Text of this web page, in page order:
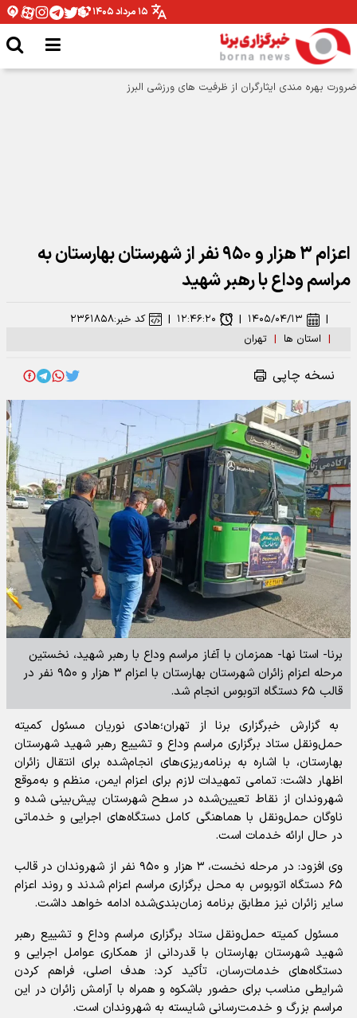
۱۵ مرداد ۱۴۰۵
اعزام ۳ هزار و ۹۵۰ نفر از شهرستان بهارستان به
مراسم وداع با رهبر شهید
| استان ها | تهران
| ۱۴۰۵/۰۴/۱۳ | ۱۲:۴۶:۲۰ | کد خبر:۲۳۶۱۸۵۸
نسخه چاپی
برنا- استا نها- همزمان با آغاز مراسم وداع با رهبر شهید، نخستین
مرحله اعزام زائران شهرستان بهارستان با اعزام ۳ هزار و ۹۵۰ نفر در
قالب ۶۵ دستگاه اتوبوس انجام شد.
به گزارش خبرگزاری برنا از تهران؛هادی نوریان مسئول کمیته
حمل‌ونقل ستاد برگزاری مراسم وداع و تشییع رهبر شهید شهرستان
بهارستان، با اشاره به برنامه‌ریزی‌های انجام‌شده برای انتقال زائران
اظهار داشت: تمامی تمهیدات لازم برای اعزام ایمن، منظم و به‌موقع
شهروندان از نقاط تعیین‌شده در سطح شهرستان پیش‌بینی شده و
ناوگان حمل‌ونقل با هماهنگی کامل دستگاه‌های اجرایی و خدماتی
در حال ارائه خدمات است.
وی افزود: در مرحله نخست، ۳ هزار و ۹۵۰ نفر از شهروندان در قالب
۶۵ دستگاه اتوبوس به محل برگزاری مراسم اعزام شدند و روند اعزام
سایر زائران نیز مطابق برنامه زمان‌بندی‌شده ادامه خواهد داشت.
مسئول کمیته حمل‌ونقل ستاد برگزاری مراسم وداع و تشییع رهبر
شهید شهرستان بهارستان با قدردانی از همکاری عوامل اجرایی و
دستگاه‌های خدمات‌رسان، تأکید کرد: هدف اصلی، فراهم کردن
شرایطی مناسب برای حضور باشکوه و همراه با آرامش زائران در این
مراسم بزرگ و خدمت‌رسانی شایسته به شهروندان است.